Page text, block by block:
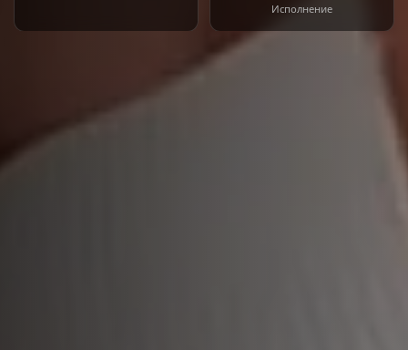
Исполнение